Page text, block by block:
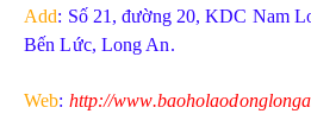
Add: Số 21, đường 20, KDC Nam
Bến Lức, Long An.
Web: http://